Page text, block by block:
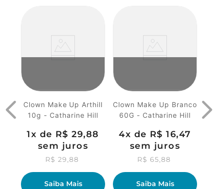
Clown Make Up Arthill
10g - Catharine Hill
1x de R$ 29,88
sem juros
R$ 29,88
Saiba Mais
Clown Make Up Branco
60G - Catharine Hill
4x de R$ 16,47
sem juros
R$ 65,88
Saiba Mais